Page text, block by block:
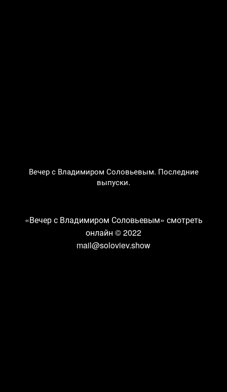
Вечер с Владимиром Соловьевым. Последние
выпуски.
«Вечер с Владимиром Соловьевым» смотреть
онлайн © 2022
mail@soloviev.show